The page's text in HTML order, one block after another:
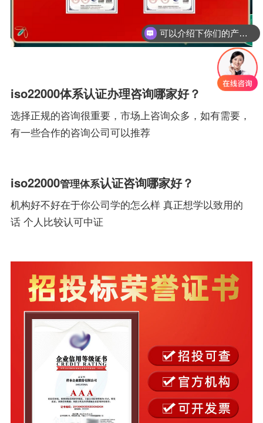
iso22000体系认证办理咨询哪家好？
选择正规的咨询很重要，市场上咨询众多，如有需要，
有一些合作的咨询公司可以推荐
iso22000管理体系认证咨询哪家好？
机构好不好在于你公司学的怎么样 真正想学以致用的
话 个人比较认可中证
可以介绍下你们的产品么？